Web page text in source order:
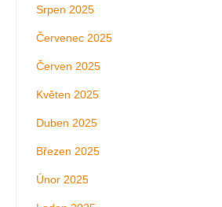
Srpen 2025
Červenec 2025
Červen 2025
Květen 2025
Duben 2025
Březen 2025
Únor 2025